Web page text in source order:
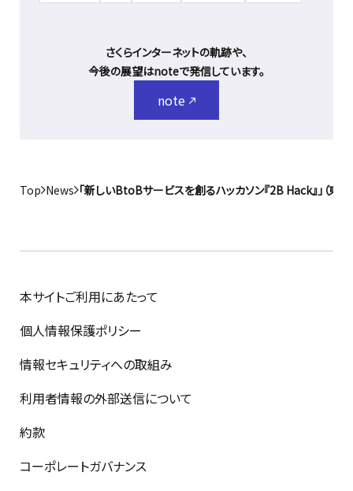
さくらインターネットの軌跡や、
今後の展望はnoteで発信しています。
note
Top News 「新しいBtoBサービスを創るハッカソン『2B Hack』」（東
本サイトご利用にあたって
個人情報保護ポリシー
情報セキュリティへの取組み
利用者情報の外部送信について
約款
コーポレートガバナンス